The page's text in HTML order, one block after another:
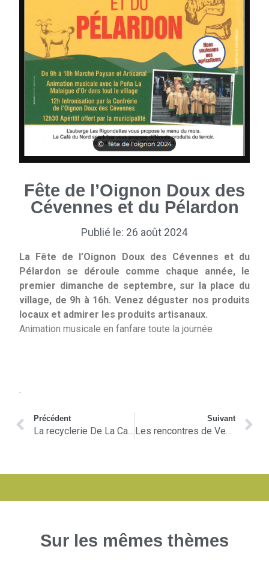
Fête de l’Oignon Doux des
Cévennes et du Pélardon
Publié le: 26 août 2024
La Fête de l’Oignon Doux des Cévennes et du
Pélardon se déroule comme chaque année, le
premier dimanche de septembre, sur la place du
village, de 9h à 16h. Venez déguster nos produits
locaux et admirer les produits artisanaux.
Animation musicale en fanfare toute la journée
.
Précédent
La recyclerie De La Cave Au Grenier est à la recherche de nouveaux bénévoles
Suivant
Les rencontres de Ventalon en Cévennes
Sur les mêmes thèmes